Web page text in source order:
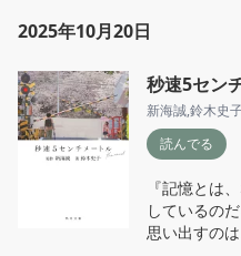
2025年10月20日
秒速5セン
新海誠,鈴木史
読んでる
『記憶とは
しているのだ
思い出すの